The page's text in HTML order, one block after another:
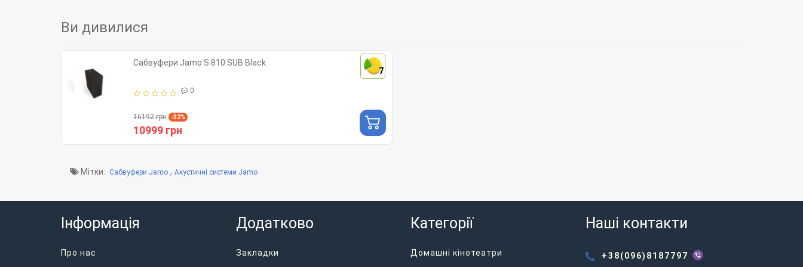
Ви дивилися
7
Сабвуфери Jamo S 810 SUB Black
0
16192 грн -32%
10999 грн
Мітки: Сабвуфери Jamo , Акустичні системи Jamo
Інформація
Про нас
Додатково
Закладки
Категорії
Домашні кінотеатри
Наші контакти
+38(096)8187797